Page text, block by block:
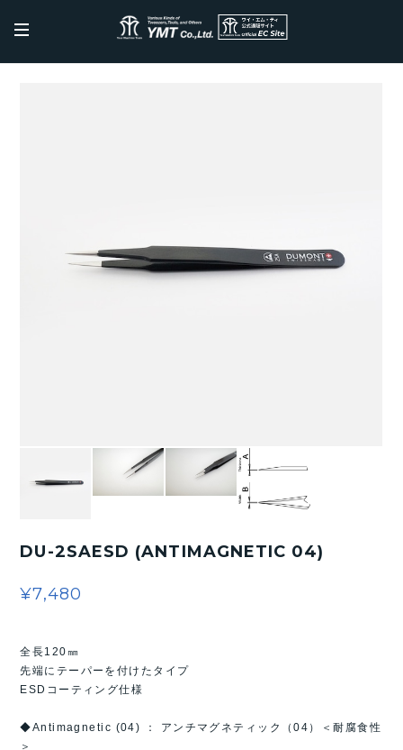
DU-2SAESD (ANTIMAGNETIC 04)
¥7,480
全長120㎜
先端にテーパーを付けたタイプ
ESDコーティング仕様
◆Antimagnetic (04) ： アンチマグネティック（04）＜耐腐食性
＞